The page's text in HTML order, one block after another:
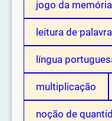
jogo da memória
leitura de
língua
multiplicação
noção de